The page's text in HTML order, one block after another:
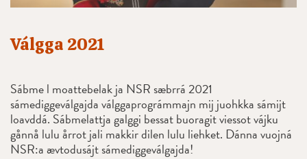
Válgga 2021
Sábme l moattebelak ja NSR sæbrrá 2021
sámediggeválgajda válggaprográmmajn mij juohkka sámijt
loavddá. Sábmelattja galggi bessat buoragit viessot vájku
gånnå lulu årrot jali makkir dilen lulu liehket. Dánna vuojná
NSR:a ævtodusájt sámediggeválgajda!